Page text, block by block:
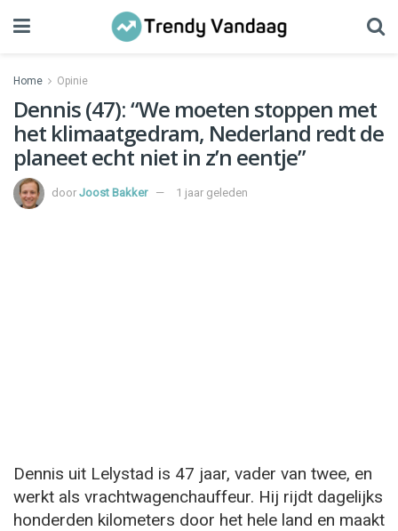
Home Opinie
Dennis (47): “We moeten stoppen met
het klimaatgedram, Nederland redt de
planeet echt niet in z’n eentje”
door Joost Bakker 1 jaar geleden
Dennis uit Lelystad is 47 jaar, vader van twee, en
werkt als vrachtwagenchauffeur. Hij rijdt dagelijks
honderden kilometers door het hele land en maakt